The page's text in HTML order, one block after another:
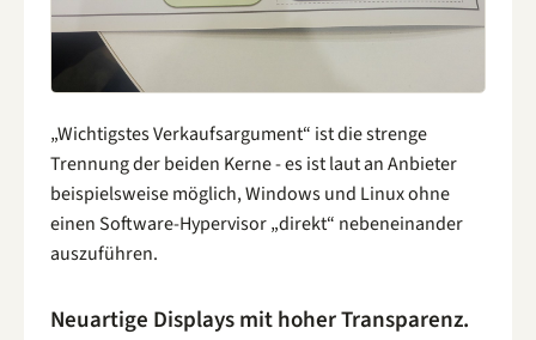
„Wichtigstes Verkaufsargument“ ist die strenge
Trennung der beiden Kerne - es ist laut an Anbieter
beispielsweise möglich, Windows und Linux ohne
einen Software-Hypervisor „direkt“ nebeneinander
auszuführen.
Neuartige Displays mit hoher Transparenz.